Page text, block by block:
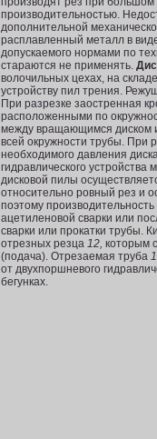
производительностью.
дополнительной
расплавленный металл в
допускаемого нормами по
стараются не применять.
волочильных цехах, на
устройству пил трения.
При разрезке заостренная
расположенными по
между вращающимся диском и
всей окружности трубы. При
необходимого давления
гидравлического
дисковой пилы
относительно ровный рез и
поэтому
ацетиленовой сварки или
сварки или прокатки трубы.
отрезных резца 12, которым
(подача). Отрезаемая труба
от двухпоршневого
бегунках.